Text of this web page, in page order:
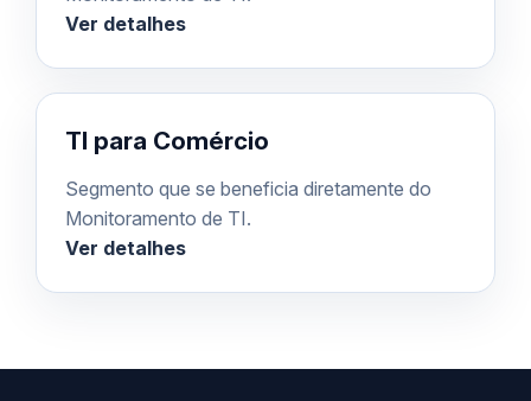
Ver detalhes
TI para Comércio
Segmento que se beneficia diretamente do
Monitoramento de TI.
Ver detalhes